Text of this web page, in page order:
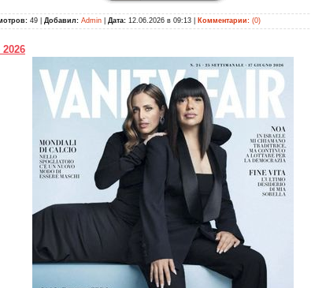
49 | Добавил: Admin Дата: 12.06.2026 в 09:13 Комментарии: (0)